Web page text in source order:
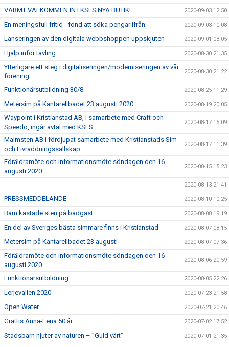
VARMT VÄLKOMMEN IN I KSLS NYA BUTIK! 2020-09-03 12:50
En meningsfull fritid - fond att söka pengar ifrån 2020-09-03 10:08
Lanseringen av den digitala webbshoppen uppskjuten 2020-09-01 08:05
Hjälp inför tävling 2020-08-30 21:35
Ytterligare ett steg i digitaliseringen/moderniseringen av vår
förening
2020-08-30 21:22
Funktionärsutbildning 30/8 2020-08-25 11:29
Metersim på Kantarellbadet 23 augusti 2020 2020-08-19 20:05
Waypoint i Kristianstad AB, i samarbete med Craft och
Speedo, ingår avtal med KSLS
2020-08-17 15:09
Malmsten AB i fördjupat samarbete med Kristianstads Sim-
och Livräddningssällskap
2020-08-17 11:39
Föräldramöte och informationsmöte söndagen den 16
augusti 2020
2020-08-15 15:23
2020-08-13 21:41
PRESSMEDDELANDE 2020-08-10 10:25
Barn kastade sten på badgäst 2020-08-08 19:19
En del av Sveriges bästa simmare finns i Kristianstad 2020-08-07 08:15
Metersim på Kantarellbadet 23 augusti 2020-08-07 07:36
Föräldramöte och informationsmöte söndagen den 16
augusti 2020
2020-08-06 20:59
Funktionärsutbildning 2020-08-05 22:26
Lerjevallen 2020 2020-07-23 21:58
Open Water 2020-07-21 20:46
Grattis Anna-Lena 50 år 2020-07-02 17:52
Stadsbarn njuter av naturen – ”Guld värt” 2020-07-01 21:35